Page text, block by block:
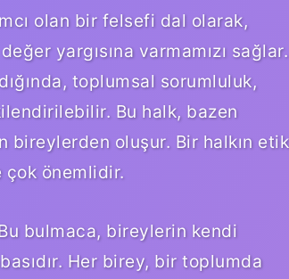
olan bir felsefi dal olarak,
yargısına varmamızı sağlar.
toplumsal sorumluluk,
Bu halk, bazen
oluşur. Bir halkın etik
önemlidir.
bulmaca, bireylerin kendi
Her birey, bir toplumda